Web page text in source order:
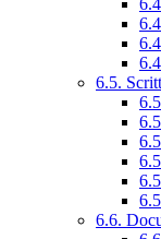
6.5.
6.6.